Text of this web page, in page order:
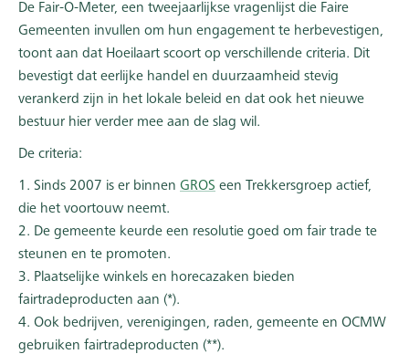
De Fair-O-Meter, een tweejaarlijkse vragenlijst die Faire
Gemeenten invullen om hun engagement te herbevestigen,
toont aan dat Hoeilaart scoort op verschillende criteria. Dit
bevestigt dat eerlijke handel en duurzaamheid stevig
verankerd zijn in het lokale beleid en dat ook het nieuwe
bestuur hier verder mee aan de slag wil.
De criteria:
1. Sinds 2007 is er binnen GROS een Trekkersgroep actief,
die het voortouw neemt.
2. De gemeente keurde een resolutie goed om fair trade te
steunen en te promoten.
3. Plaatselijke winkels en horecazaken bieden
fairtradeproducten aan (*).
4. Ook bedrijven, verenigingen, raden, gemeente en OCMW
gebruiken fairtradeproducten (**).